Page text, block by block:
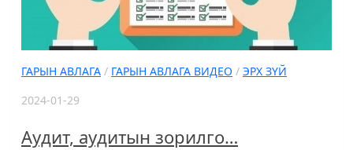
ГАРЫН АВЛАГА / ГАРЫН АВЛАГА ВИДЕО / ЭРХ ЗҮЙ
2024-01-29
Аудит, аудитын зорилго…